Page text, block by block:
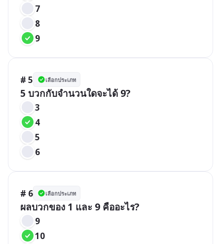
7
8
9
# 5 เลือกประเภท
5 บวกกับจำนวนใดจะได้ 9?
3
4
5
6
# 6 เลือกประเภท
ผลบวกของ 1 และ 9 คืออะไร?
9
10